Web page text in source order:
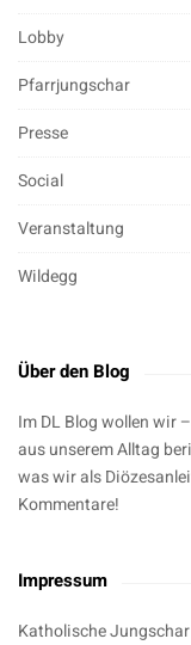
Lobby
Pfarrjungschar
Presse
Social
Veranstaltung
Wildegg
Über den Blog
Im DL Blog wollen wir
aus unserem Alltag
was wir als
Kommentare!
Impressum
Katholische